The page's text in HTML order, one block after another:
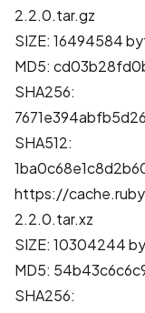
2.2.0.tar.gz
SIZE: 16494584
MD5:
SHA256:
SHA512:
https://
2.2.0.tar.xz
SIZE: 10304244
MD5:
SHA256: